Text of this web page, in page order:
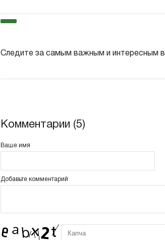
Следите за самым важным и интересным в
Комментарии (5)
Ваше имя
Добавьте комментарий